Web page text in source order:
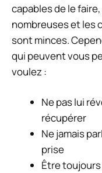
capables de le
nombreuses et les
sont minces.
qui peuvent vous
voulez :
Ne pas lui
récupérer
Ne jamais
prise
Être